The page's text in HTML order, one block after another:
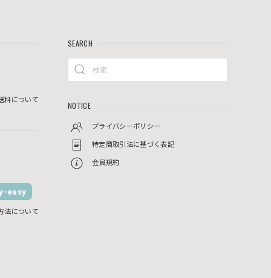
料について
easy
法について
SEARCH
NOTICE
プライバシーポリシー
特定商取引法に基づく表記
会員規約